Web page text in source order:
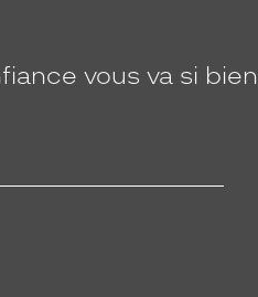
vous va si bien